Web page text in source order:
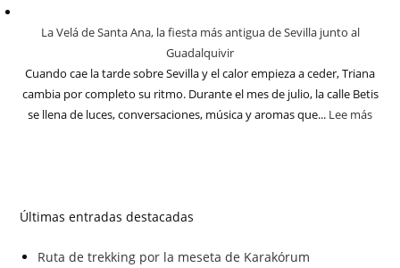
La Velá de Santa Ana, la fiesta más antigua de Sevilla junto al
Guadalquivir
Cuando cae la tarde sobre Sevilla y el calor empieza a ceder, Triana
cambia por completo su ritmo. Durante el mes de julio, la calle Betis
se llena de luces, conversaciones, música y aromas que... Lee más
Últimas entradas destacadas
Ruta de trekking por la meseta de Karakórum